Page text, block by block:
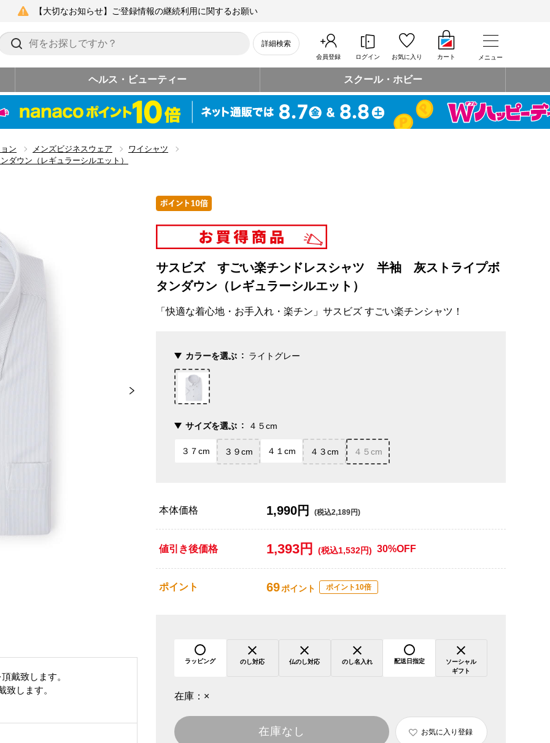
【大切なお知らせ】ご登録情報の継続利用に関するお願い
詳細検索
会員登録 ログイン お気に入り カート メニュー
ヘルス・ビューティー スクール・ホビー
ン メンズビジネスウェア
ワイシャツ
ウン（レギュラーシルエット）
戴致します。
致します。
サスビズ すごい楽チンドレスシャツ 半袖 灰ストライプボ
タンダウン（レギュラーシルエット）
「快適な着心地・お手入れ・楽チン」サスビズ すごい楽チンシャツ！
カラーを選ぶ ライトグレー
サイズを選ぶ ４５cm
３７cm ３９cm ４１cm ４３cm ４５cm
本体価格 1,990円 (税込2,189円)
値引き後価格 1,393円 (税込1,532円) 30%OFF
ポイント 69ポイント ポイント10倍
ラッピング のし対応 仏のし対応 のし名入れ 配送日指定
ソーシャル
ギフト
在庫： ×
在庫なし お気に入り登録